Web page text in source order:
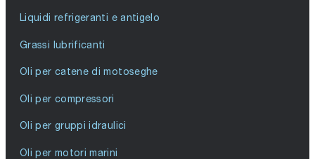
Liquidi refrigeranti e antigelo
Grassi lubrificanti
Oli per catene di motoseghe
Oli per compressori
Oli per gruppi idraulici
Oli per motori marini